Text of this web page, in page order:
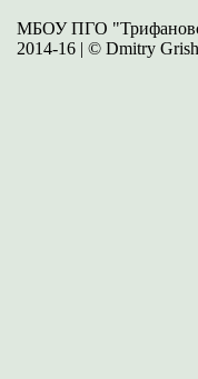
МБОУ ПГО
2014-16 | © Dmitry